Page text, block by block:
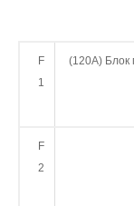
F
1
(120А) Блок
F
2